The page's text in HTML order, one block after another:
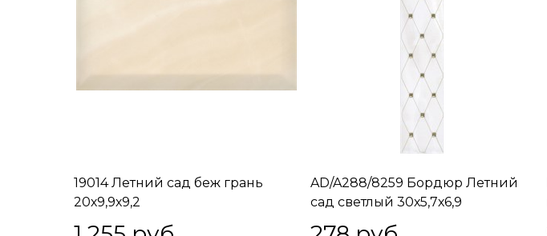
19014 Летний сад беж грань
20х9,9х9,2
AD/A288/8259 Бордюр Летний
сад светлый 30х5,7х6,9